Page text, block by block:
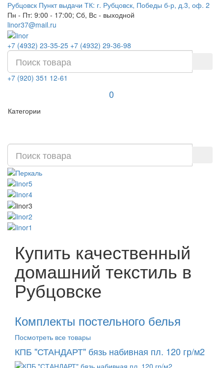
Рубцовск Пункт выдачи ТК: г. Рубцовск, Победы б-р, д.3, оф. 2
Пн - Пт: 9:00 - 17:00; Сб, Вс - выходной
linor37@mail.ru
+7 (4932) 23-35-25 +7 (4932) 29-36-98
+7 (920) 351 12-61
0
Категории
Купить качественный
домашний текстиль в
Рубцовске
Комплекты постельного белья
Посмотреть все товары
КПБ "СТАНДАРТ" бязь набивная пл. 120 гр/м2